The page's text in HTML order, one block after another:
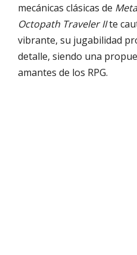
mecánicas clásicas de
Octopath Traveler IIte
vibrante, su jugabilidad
detalle, siendo una
amantes de los RPG.